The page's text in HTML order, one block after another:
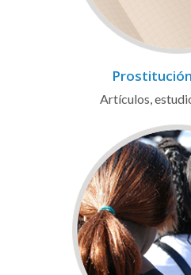
Artículos,